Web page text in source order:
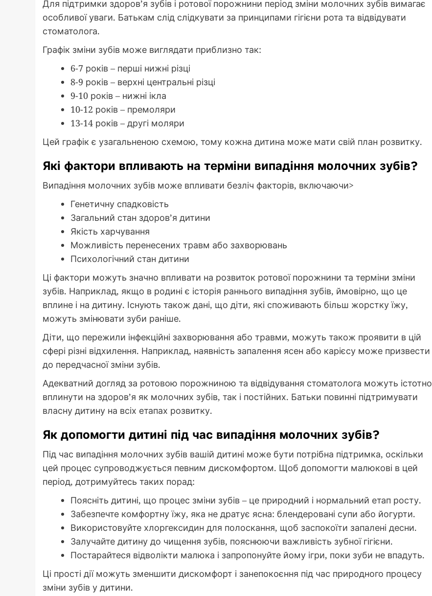
Для підтримки здоров’я зубів і ротової порожнини період зміни молочних зубів вимагає
особливої уваги. Батькам слід слідкувати за принципами гігієни рота та відвідувати
стоматолога.
Графік зміни зубів може виглядати приблизно так:
6-7 років – перші нижні різці
8-9 років – верхні центральні різці
9-10 років – нижні ікла
10-12 років – премоляри
13-14 років – другі моляри
Цей графік є узагальненою схемою, тому кожна дитина може мати свій план розвитку.
Які фактори впливають на терміни випадіння молочних зубів?
Випадіння молочних зубів може впливати безліч факторів, включаючи>
Генетичну спадковість
Загальний стан здоров’я дитини
Якість харчування
Можливість перенесених травм або захворювань
Психологічний стан дитини
Ці фактори можуть значно впливати на розвиток ротової порожнини та терміни зміни
зубів. Наприклад, якщо в родині є історія раннього випадіння зубів, ймовірно, що це
вплине і на дитину. Існують також дані, що діти, які споживають більш жорстку їжу,
можуть змінювати зуби раніше.
Діти, що пережили інфекційні захворювання або травми, можуть також проявити в цій
сфері різні відхилення. Наприклад, наявність запалення ясен або карієсу може призвести
до передчасної зміни зубів.
Адекватний догляд за ротовою порожниною та відвідування стоматолога можуть істотно
вплинути на здоров’я як молочних зубів, так і постійних. Батьки повинні підтримувати
власну дитину на всіх етапах розвитку.
Як допомогти дитині під час випадіння молочних зубів?
Під час випадіння молочних зубів вашій дитині може бути потрібна підтримка, оскільки
цей процес супроводжується певним дискомфортом. Щоб допомогти малюкові в цей
період, дотримуйтесь таких порад:
Поясніть дитині, що процес зміни зубів – це природний і нормальний етап росту.
Забезпечте комфортну їжу, яка не дратує ясна: блендеровані супи або йогурти.
Використовуйте хлоргексидин для полоскання, щоб заспокоїти запалені десни.
Залучайте дитину до чищення зубів, пояснюючи важливість зубної гігієни.
Постарайтеся відволікти малюка і запропонуйте йому ігри, поки зуби не впадуть.
Ці прості дії можуть зменшити дискомфорт і занепокоєння під час природного процесу
зміни зубів у дитини.